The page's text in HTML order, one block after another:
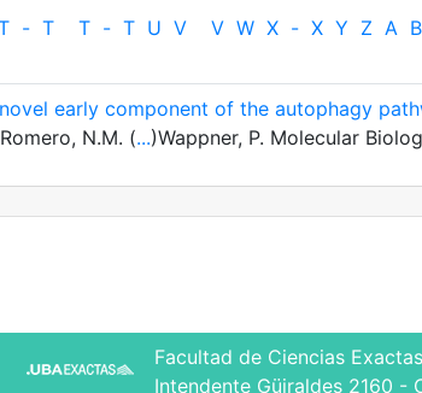
- T T - T U V V W X - X Y Z Α Β
early component of the autophagy
N.M. (...)Wappner, P. Molecular
Facultad de Ciencias
Intendente Güiraldes 2160 -